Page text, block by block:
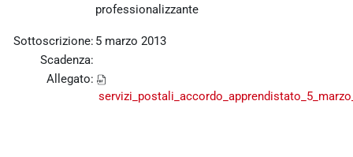
professionalizzante
Sottoscrizione: 5 marzo 2013
Scadenza:
Allegato: